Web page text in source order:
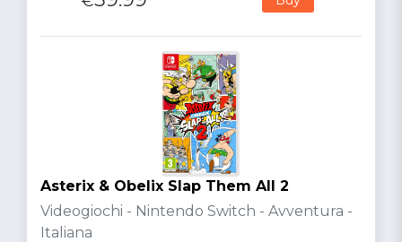
Asterix & Obelix Slap Them All 2
Videogiochi - Nintendo Switch - Avventura -
Italiana